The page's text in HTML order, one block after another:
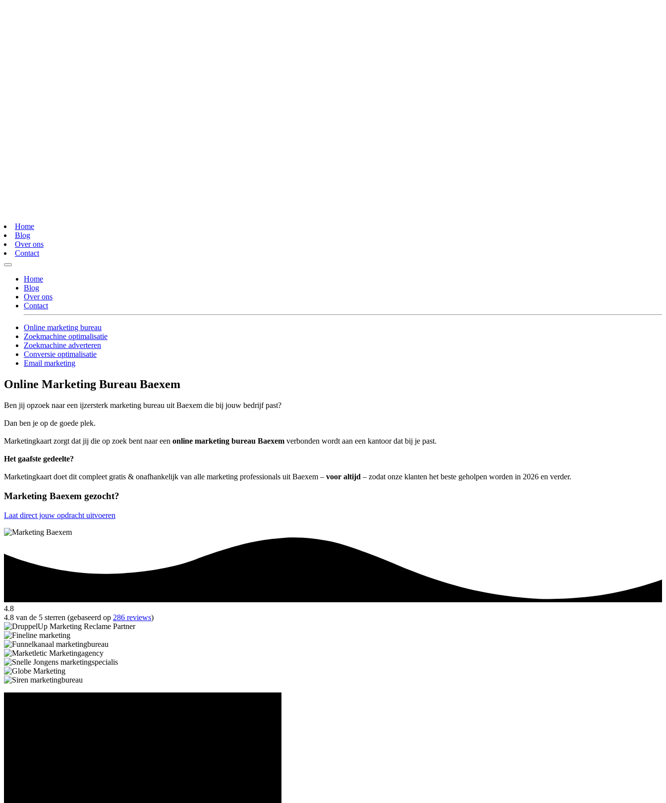
Home
Blog
Over ons
Contact
Home
Blog
Over ons
Contact
Online marketing bureau
Zoekmachine optimalisatie
Zoekmachine adverteren
Conversie optimalisatie
Email marketing
Online Marketing Bureau Baexem
Ben jij opzoek naar een ijzersterk marketing bureau uit Baexem die bij jouw bedrijf past?
Dan ben je op de goede plek.
Marketingkaart zorgt dat jij die op zoek bent naar een online marketing bureau Baexem verbonden wordt aan een kantoor dat bij je past.
Het gaafste gedeelte?
Marketingkaart doet dit compleet gratis & onafhankelijk van alle marketing professionals uit Baexem – voor altijd – zodat onze klanten het beste geholpen worden in 2026 en verder.
Marketing Baexem gezocht?
Laat direct jouw opdracht uitvoeren
4.8
4.8 van de 5 sterren (gebaseerd op 286 reviews)